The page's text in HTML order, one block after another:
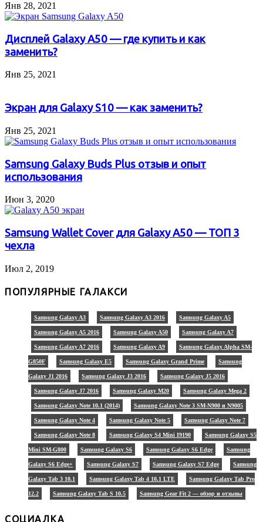
Янв 28, 2021
Дисплей Galaxy A50 — где купить и как
заменить?
Янв 25, 2021
Экран для Galaxy S10 — как заменить?
Янв 25, 2021
Samsung Galaxy Buds Plus отзыв и опыт
использования
Июн 3, 2020
Samsung Wallet Cover для Galaxy A50 — ТОП 3
чехла
Июл 2, 2019
ПОПУЛЯРНЫЕ ГАЛАКСИ
Samsung Galaxy A3 Samsung Galaxy A3 2016 Samsung Galaxy A5
Samsung Galaxy A5 2016 Samsung Galaxy A50 Samsung Galaxy A7
Samsung Galaxy A7 2016 Samsung Galaxy A9 Samsung Galaxy Alpha SM-
G850F Samsung Galaxy E5 Samsung Galaxy Grand Prime Samsung
Galaxy J1 2016 Samsung Galaxy J3 2016 Samsung Galaxy J5 2016
Samsung Galaxy J7 2016 Samsung Galaxy M20 Samsung Galaxy Mega 2
Samsung Galaxy Note 10.1 (2014) Samsung Galaxy Note 3 SM-N900 и N9005
Samsung Galaxy Note 4 Samsung Galaxy Note 5 Samsung Galaxy Note 7
Samsung Galaxy Note 8 Samsung Galaxy S4 Mini I9190 Samsung Galaxy S5
Mini SM-G800 Samsung Galaxy S6 Samsung Galaxy S6 Edge Samsung
Galaxy S6 Edge+ Samsung Galaxy S7 Samsung Galaxy S7 Edge Samsung
Galaxy Tab 3 10.1 Samsung Galaxy Tab 4 10.1 LTE Samsung Galaxy Tab Pro
12.2 Samsung Galaxy Tab S 10.5 Samsung Gear Fit 2 — обзор и отзывы
СОЦИАЛКА